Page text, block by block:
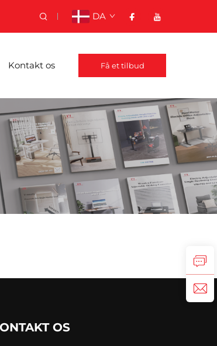
DA
Kontakt os Få et tilbud
OS